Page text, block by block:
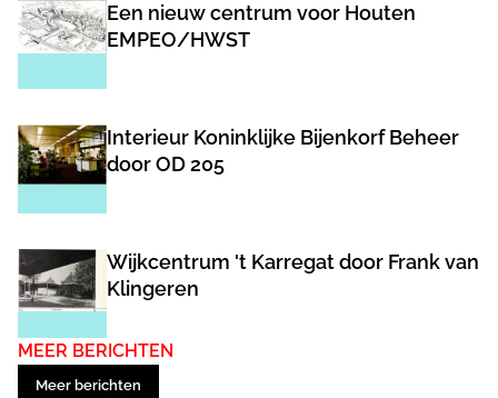
voortkomen? Of gaat het dezelfde kant op als met het plan dat
Nervi ooit maakte en waar na veel getrek en geduw twee
Een nieuw centrum voor Houten
EMPEO/HWST
Interieur Koninklijke Bijenkorf Beheer
door OD 205
Wijkcentrum 't Karregat door Frank van
Klingeren
MEER BERICHTEN
Meer berichten